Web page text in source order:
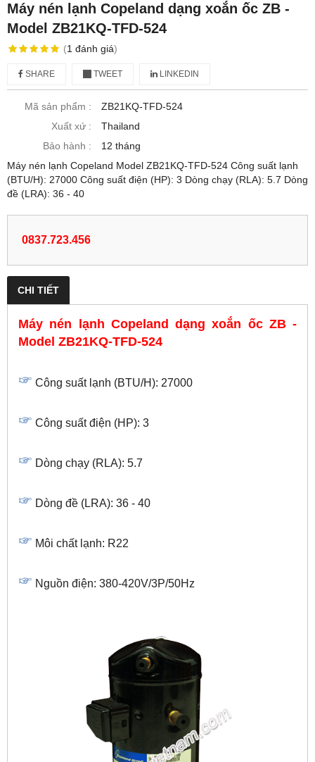
Máy nén lạnh Copeland dạng xoắn ốc ZB -
Model ZB21KQ-TFD-524
(1 đánh giá)
SHARE TWEET LINKEDIN
Mã sản phẩm :
ZB21KQ-TFD-524
Xuất xứ :
Thailand
Bảo hành :
12 tháng
Máy nén lạnh Copeland Model ZB21KQ-TFD-524 Công suất lạnh
(BTU/H): 27000 Công suất điện (HP): 3 Dòng chạy (RLA): 5.7 Dòng
đề (LRA): 36 - 40
0837.723.456
CHI TIẾT
Máy nén lạnh Copeland dạng xoắn ốc ZB -
Model ZB21KQ-TFD-524
Công suất lạnh (BTU/H): 27000
Công suất điện (HP): 3
Dòng chạy (RLA): 5.7
Dòng đề (LRA): 36 - 40
Môi chất lạnh: R22
Nguồn điện: 380-420V/3P/50Hz